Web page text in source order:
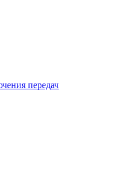
передач